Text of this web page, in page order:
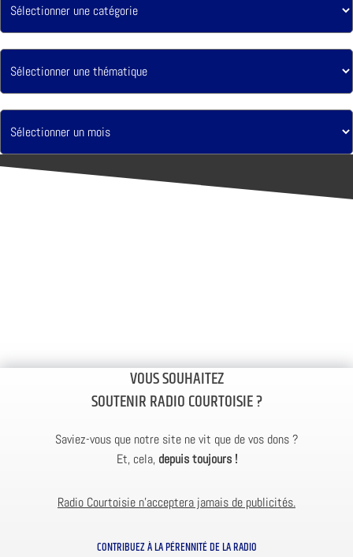
VOUS SOUHAITEZ
SOUTENIR RADIO COURTOISIE ?
Saviez-vous que notre site ne vit que de vos dons ?
Et, cela, depuis toujours !
Radio Courtoisie n’acceptera jamais de publicités.
CONTRIBUEZ À LA PÉRENNITÉ DE LA RADIO